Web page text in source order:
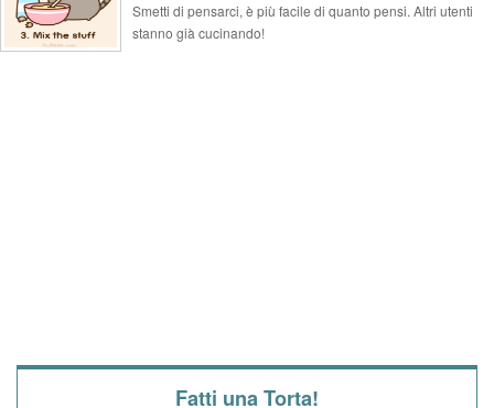
Smetti di pensarci, è più facile di quanto pensi. Altri utenti
stanno già cucinando!
Fatti una Torta!